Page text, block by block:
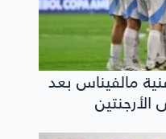
مالفيناس بعد